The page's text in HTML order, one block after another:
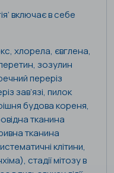
включає в себе
хлорела, євглена,
зозулин
переріз
зав’язі, пилок
будова кореня,
тканина
тканина
клітини,
стадії мітозу в